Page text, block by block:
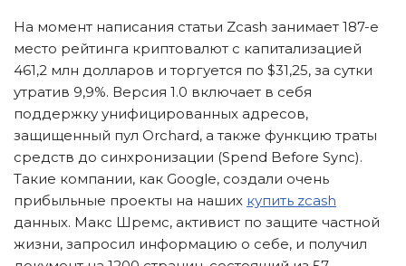
На момент написания статьи Zcash занимает 187-е
место рейтинга криптовалют с капитализацией
461,2 млн долларов и торгуется по $31,25, за сутки
утратив 9,9%. Версия 1.0 включает в себя
поддержку унифицированных адресов,
защищенный пул Orchard, а также функцию траты
средств до синхронизации (Spend Before Sync).
Такие компании, как Google, создали очень
прибыльные проекты на наших купить zcash
данных. Макс Шремс, активист по защите частной
жизни, запросил информацию о себе, и получил